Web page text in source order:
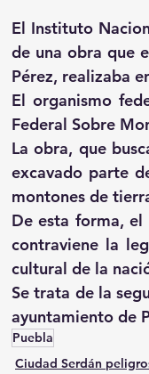
El Instituto
de una obra que
Pérez, realizaba
El organismo
Federal Sobre
La obra, que
excavado parte
montones de
De esta forma, el
contraviene la
cultural de la
Se trata de la
ayuntamiento de
Puebla
Ciudad Serdán